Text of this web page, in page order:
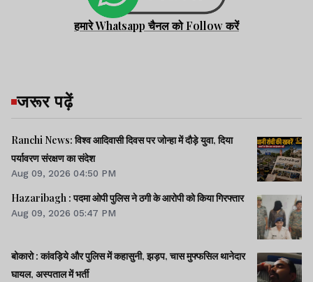
हमारे Whatsapp चैनल को Follow करें
जरूर पढ़ें
Ranchi News: विश्व आदिवासी दिवस पर जोन्हा में दौड़े युवा, दिया
पर्यावरण संरक्षण का संदेश
Aug 09, 2026 04:50 PM
Hazaribagh : पदमा ओपी पुलिस ने ठगी के आरोपी को किया गिरफ्तार
Aug 09, 2026 05:47 PM
बोकारो : कांवड़िये और पुलिस में कहासुनी, झड़प, चास मुफ्फसिल थानेदार
घायल, अस्पताल में भर्ती